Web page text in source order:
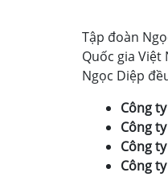
Tập đoàn
Quốc gia
Ngọc Diệp
Công
Công
Công
Công